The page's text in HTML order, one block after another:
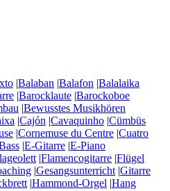
|Balaban |Balafon |Balalaika
|Barocklaute |Barockoboe
|Bewusstes Musikhören
|Cajón |Cavaquinho |Cümbüs
|Cornemuse du Centre |Cuatro
|E-Gitarre |E-Piano
|Flamencogitarre |Flügel
|Gesangsunterricht|Gitarre
|Hammond-Orgel |Hang